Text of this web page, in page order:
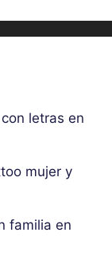
letras en
mujer y
familia en